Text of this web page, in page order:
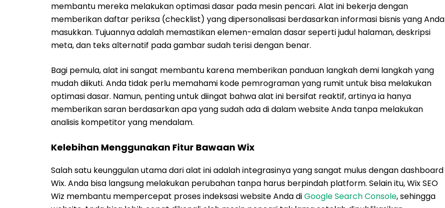
membantu mereka melakukan optimasi dasar pada mesin pencari. Alat ini bekerja dengan
memberikan daftar periksa (checklist) yang dipersonalisasi berdasarkan informasi bisnis yang Anda
masukkan. Tujuannya adalah memastikan elemen-emalan dasar seperti judul halaman, deskripsi
meta, dan teks alternatif pada gambar sudah terisi dengan benar.
Bagi pemula, alat ini sangat membantu karena memberikan panduan langkah demi langkah yang
mudah diikuti. Anda tidak perlu memahami kode pemrograman yang rumit untuk bisa melakukan
optimasi dasar. Namun, penting untuk diingat bahwa alat ini bersifat reaktif, artinya ia hanya
memberikan saran berdasarkan apa yang sudah ada di dalam website Anda tanpa melakukan
analisis kompetitor yang mendalam.
Kelebihan Menggunakan Fitur Bawaan Wix
Salah satu keunggulan utama dari alat ini adalah integrasinya yang sangat mulus dengan dashboard
Wix. Anda bisa langsung melakukan perubahan tanpa harus berpindah platform. Selain itu, Wix SEO
Wiz membantu mempercepat proses indeksasi website Anda diGoogle Search Console, sehingga